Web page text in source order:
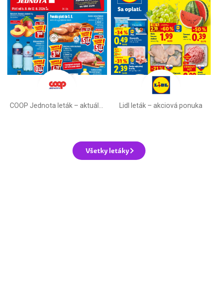
Lidl leták –⁠ akciová ponuka
Všetky letáky